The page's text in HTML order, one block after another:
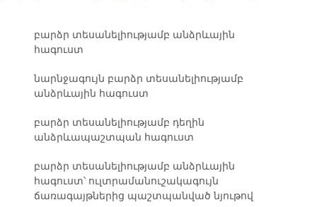
բարձր տեսանելիությամբ անձրևային
հագուստ
նարնջագույն բարձր տեսանելիությամբ
անձրևային հագուստ
բարձր տեսանելիությամբ դեղին
անձրևապաշտպան հագուստ
բարձր տեսանելիությամբ անձրևային
հագուստ՝ ուլտրամանուշակագույն
ճառագայթներից պաշտպանված նյութով